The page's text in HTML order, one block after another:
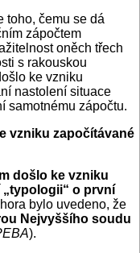
toho, čemu se dá
zápočtem
oněch třech
s rakouskou
ke vzniku
nastolení situace
samotnému zápočtu.
vzniku započítávané
došlo ke vzniku
o první
bylo uvedeno, že
Nejvyššího soudu
).